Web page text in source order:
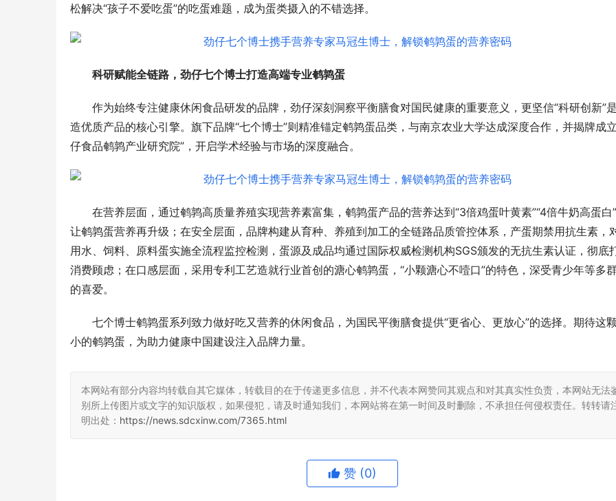
松解决“孩子不爱吃蛋”的吃蛋难题，成为蛋类摄入的不错选择。
科研赋能全链路， 劲仔七个博士打造高端专业鹌鹑蛋
作为始终专注健康休闲食品研发的品牌，劲仔深刻洞察平衡膳食对国民健康的重要意义，更坚信“科研创新”
造优质产品的核心引擎。旗下品牌“七个博士”则精准锚定鹌鹑蛋品类，与南京农业大学达成深度合作，并揭牌成
仔食品鹌鹑产业研究院”，开启学术经验与市场的深度融合。
在营养层面，通过鹌鹑高质量养殖实现营养素富集，鹌鹑蛋产品的营养达到“3倍鸡蛋叶黄素”“4倍牛奶高蛋白”
让鹌鹑蛋营养再升级；在安全层面，品牌构建从育种、养殖到加工的全链路品质管控体系，产蛋期禁用抗生素，
用水、饲料、原料蛋实施全流程监控检测，蛋源及成品均通过国际权威检测机构SGS颁发的无抗生素认证，彻底
消费顾虑；在口感层面，采用专利工艺造就行业首创的溏心鹌鹑蛋，“小颗溏心不噎口”的特色，深受青少年等多
的喜爱。
七个博士鹌鹑蛋系列致力做好吃又营养的休闲食品，为国民平衡膳食提供“更省心、更放心”的选择。期待这
小的鹌鹑蛋，为助力健康中国建设注入品牌力量。
本网站有部分内容均转载自其它媒体，转载目的在于传递更多信息，并不代表本网赞同其观点和对其真实性负责，本网站无法
别所上传图片或文字的知识版权，如果侵犯，请及时通知我们，本网站将在第一时间及时删除，不承担任何侵权责任。转转请
明出处： https://news.sdcxinw.com/7365.html
赞 (0)